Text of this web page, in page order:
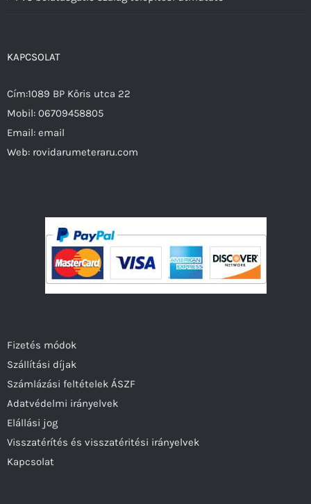
KAPCSOLAT
Cím:1089 BP Kőris utca 22
Mobil: 06709458805
Email: email
Web: rovidarumeteraru.com
Fizetés módok
Szállítási díjak
Számlázási feltételek ÁSZF
Adatvédelmi irányelvek
Elállási jog
Visszatérítés és visszatéritési irányelvek
Kapcsolat